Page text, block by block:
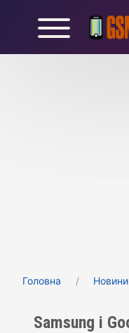
Головна Новини
Samsung і